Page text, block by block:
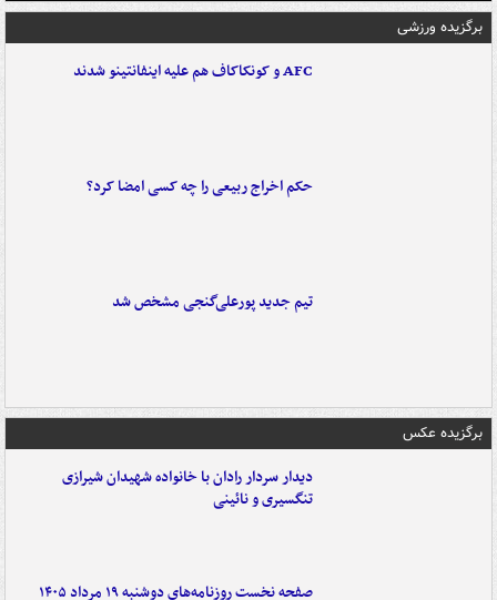
برگزیده ورزشی
AFC و کونکاکاف هم علیه اینفانتینو شدند
حکم اخراج ربیعی را چه کسی امضا کرد؟
تیم جدید پورعلی‌گنجی مشخص شد
برگزیده عکس
دیدار سردار رادان با خانواده‌ شهیدان شیرازی
تنگسیری و نائینی
صفحه نخست روزنامه‌های دوشنبه ۱۹ مرداد ۱۴۰۵